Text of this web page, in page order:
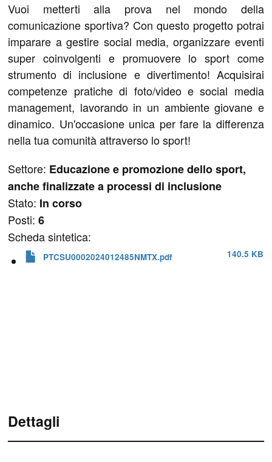
Dettagli
Vuoi metterti alla prova nel mondo della
comunicazione sportiva? Con questo progetto potrai
imparare a gestire social media, organizzare eventi
super coinvolgenti e promuovere lo sport come
strumento di inclusione e divertimento! Acquisirai
competenze pratiche di foto/video e social media
management, lavorando in un ambiente giovane e
dinamico. Un'occasione unica per fare la differenza
nella tua comunità attraverso lo sport!
Settore: Educazione e promozione dello sport,
anche finalizzate a processi di inclusione
Stato: In corso
Posti:6
Scheda sintetica:
PTCSU0002024012485NMTX.pdf 140.5 KB